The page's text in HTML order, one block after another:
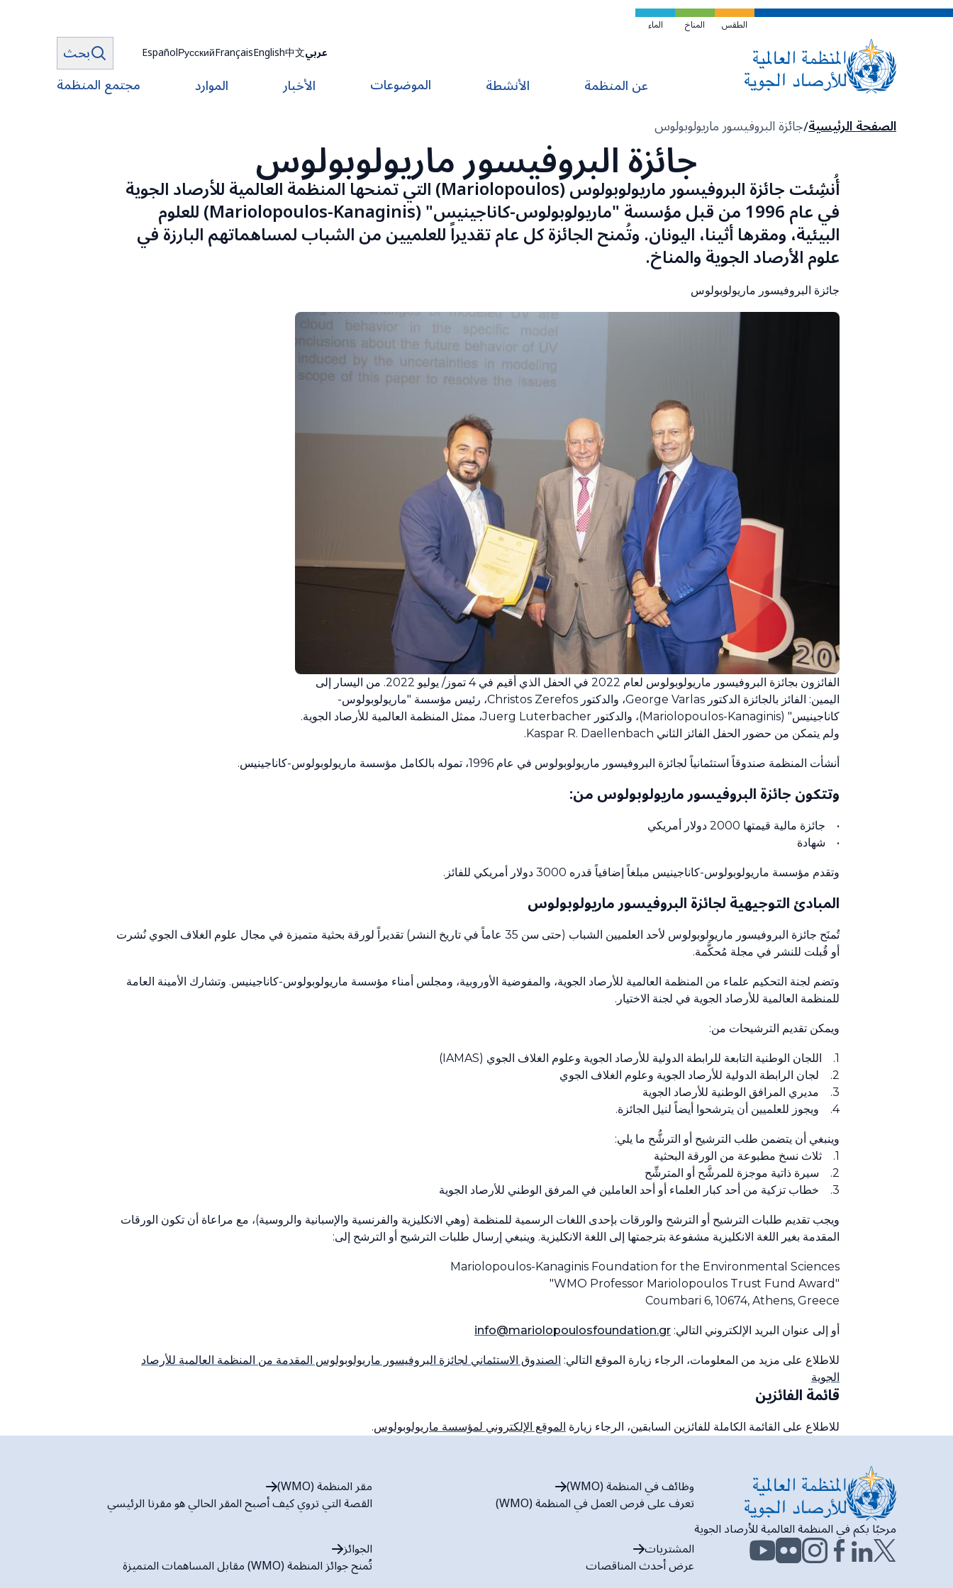
تخطي
الطقس المناخ الماء
عربي中文
English
Français
Русский
Español
بحث
عن المنظمة
الأنشطة الموضوعات الأخبار الموارد مجتمع المنظمة
مسار
التنقل
الصفحة الرئيسية جائزة البروفيسور ماريولوبولوسجائزة البروفيسور ماريولوبولوس
أُنشِئت جائزة البروفيسور ماريولوبولوس (Mariolopoulos) التي تمنحها المنظمة العالمية للأرصاد الجوية
في عام 1996 من قبل مؤسسة "ماريولوبولوس-كاناجينيس" (Mariolopoulos-Kanaginis) للعلوم
البيئية، ومقرها أثينا، اليونان. وتُمنح الجائزة كل عام تقديراً للعلميين من الشباب لمساهماتهم البارزة في
علوم الأرصاد الجوية والمناخ.
جائزة البروفيسور ماريولوبولوس
الفائزون بجائزة البروفيسور ماريولوبولوس لعام 2022 في الحفل الذي أقيم في 4 تموز/ يوليو 2022. من اليسار إلى
اليمين: الفائز بالجائزة الدكتور George Varlas، والدكتور Christos Zerefos، رئيس مؤسسة "ماريولوبولوس-
كاناجينيس" (Mariolopoulos-Kanaginis)، والدكتور Juerg Luterbacher، ممثل المنظمة العالمية للأرصاد الجوية.
ولم يتمكن من حضور الحفل الفائز الثاني Kaspar R. Daellenbach.
أنشأت المنظمة صندوقاً استئمانياً لجائزة البروفيسور ماريولوبولوس في عام 1996، تموله بالكامل مؤسسة ماريولوبولوس-كاناجينيس.
وتتكون جائزة البروفيسور ماريولوبولوس من:
• جائزة مالية قيمتها 2000 دولار أمريكي
• شهادة
وتقدم مؤسسة ماريولوبولوس-كاناجينيس مبلغاً إضافياً قدره 3000 دولار أمريكي للفائز.
المبادئ التوجيهية لجائزة البروفيسور ماريولوبولوس
تُمنَح جائزة البروفيسور ماريولوبولوس لأحد العلميين الشباب (حتى سن 35 عاماً في تاريخ النشر) تقديراً لورقة بحثية متميزة في مجال علوم الغلاف الجوي نُشرت
أو قُبلت للنشر في مجلة مُحكَّمة.
وتضم لجنة التحكيم علماء من المنظمة العالمية للأرصاد الجوية، والمفوضية الأوروبية، ومجلس أمناء مؤسسة ماريولوبولوس-كاناجينيس. وتشارك الأمينة العامة
للمنظمة العالمية للأرصاد الجوية في لجنة الاختيار.
ويمكن تقديم الترشيحات من:
1. اللجان الوطنية التابعة للرابطة الدولية للأرصاد الجوية وعلوم الغلاف الجوي (IAMAS)
2. لجان الرابطة الدولية للأرصاد الجوية وعلوم الغلاف الجوي
3. مديري المرافق الوطنية للأرصاد الجوية
4. ويجوز للعلميين أن يترشحوا أيضاً لنيل الجائزة.
وينبغي أن يتضمن طلب الترشيح أو الترشُّح ما يلي:
1. ثلاث نسخ مطبوعة من الورقة البحثية
2. سيرة ذاتية موجزة للمرشَّح أو المترشِّح
3. خطاب تزكية من أحد كبار العلماء أو أحد العاملين في المرفق الوطني للأرصاد الجوية
ويجب تقديم طلبات الترشيح أو الترشح والورقات بإحدى اللغات الرسمية للمنظمة (وهي الانكليزية والفرنسية والإسبانية والروسية)، مع مراعاة أن تكون الورقات
المقدمة بغير اللغة الانكليزية مشفوعة بترجمتها إلى اللغة الانكليزية. وينبغي إرسال طلبات الترشيح أو الترشح إلى:
Mariolopoulos-Kanaginis Foundation for the Environmental Sciences
"WMO Professor Mariolopoulos Trust Fund Award"
Coumbari 6, 10674, Athens, Greece
أو إلى عنوان البريد الإلكتروني التالي: info@mariolopoulosfoundation.gr
للاطلاع على مزيد من المعلومات، الرجاء زيارة الموقع التالي: الصندوق الاستئماني لجائزة البروفيسور ماريولوبولوس المقدمة من المنظمة العالمية للأرصاد
الجوية
قائمة الفائزين
للاطلاع على القائمة الكاملة للفائزين السابقين، الرجاء زيارة الموقع الإلكتروني لمؤسسة ماريولوبولوس.
مرحبًا بكم في المنظمة العالمية للأرصاد الجوية
وظائف في المنظمة (WMO)
تعرف على فرص العمل في المنظمة (WMO)
مقر المنظمة (WMO)
القصة التي تروي كيف أصبح المقر الحالي هو مقرنا الرئيسي
المشتريات
عرض أحدث المناقصات
الجوائز
تُمنح جوائز المنظمة (WMO) مقابل المساهمات المتميزة